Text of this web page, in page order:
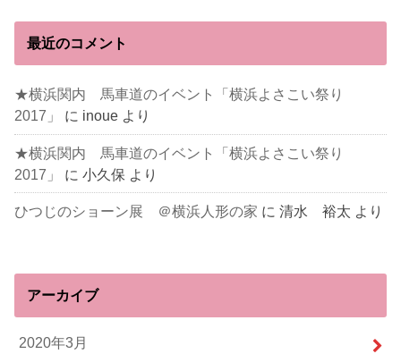
最近のコメント
★横浜関内 馬車道のイベント「横浜よさこい祭り
2017」
に inoue より
★横浜関内 馬車道のイベント「横浜よさこい祭り
2017」
に小久保 より
ひつじのショーン展 ＠横浜人形の家 に清水 裕太 より
アーカイブ
2020年3月